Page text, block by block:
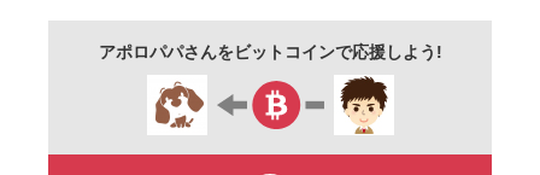
アポロパパさんをビットコインで応援しよう!